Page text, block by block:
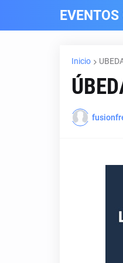
EVENTOS
Inicio